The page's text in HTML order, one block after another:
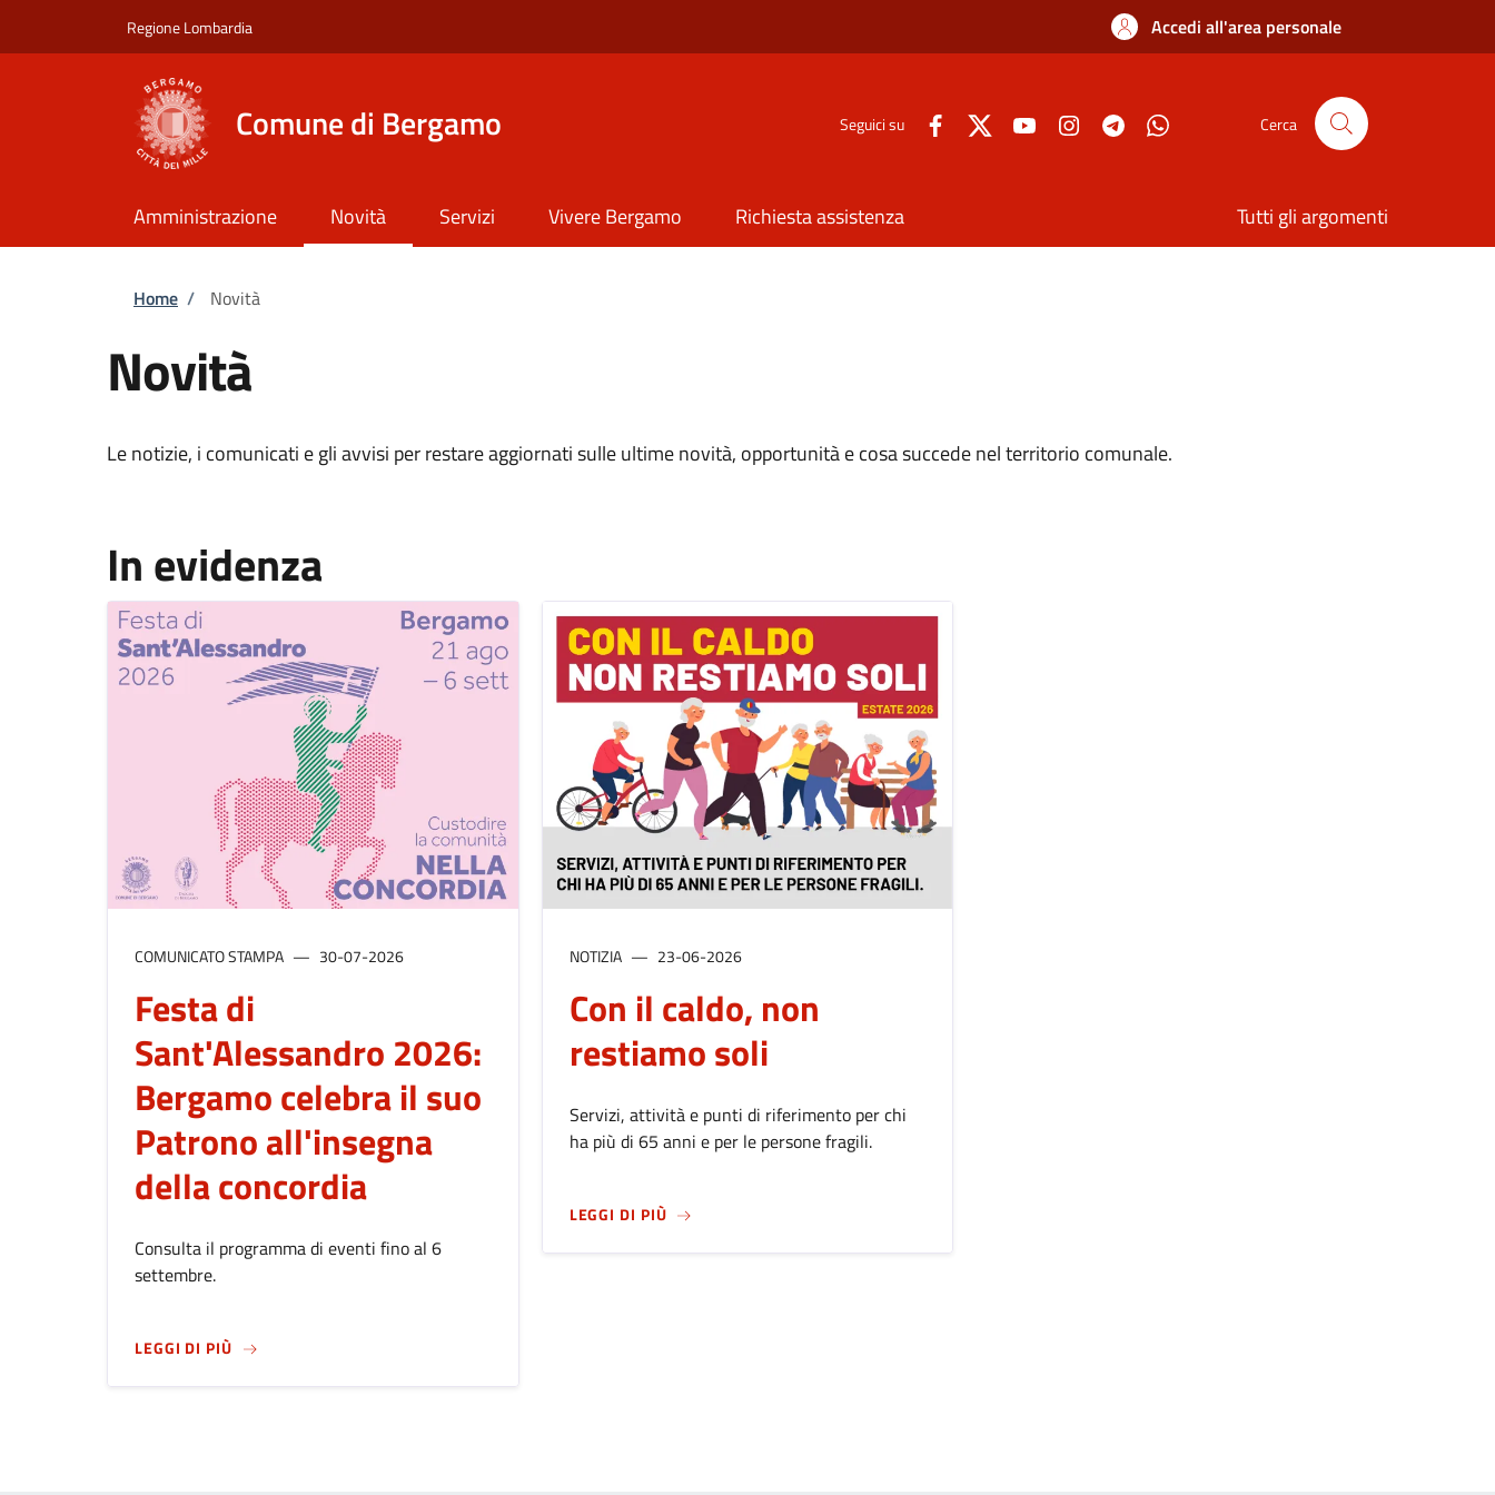
Regione Lombardia Accedi all'area personale
Comune di Bergamo Seguici su Cerca
Amministrazione Novità Servizi Vivere Bergamo Richiesta assistenza Tutti gli argomenti
Briciole di pane
Home / Novità
Novità
Le notizie, i comunicati e gli avvisi per restare aggiornati sulle ultime novità, opportunità e cosa succede nel territorio comunale.
In evidenza
COMUNICATO STAMPA 30-07-2026
Festa di
Sant'Alessandro 2026:
Bergamo celebra il suo
Patrono all'insegna
della concordia
Consulta il programma di eventi fino al 6
settembre.
LEGGI DI PIÙSUFESTA DI SANT'ALESSANDRO 2026: BERGAMO CELEBRA IL SUO PATRONO ALL'INSEGNA DELLA CONCORDIA
NOTIZIA 23-06-2026
Con il caldo, non
restiamo soli
Servizi, attività e punti di riferimento per chi
ha più di 65 anni e per le persone fragili.
LEGGI DI PIÙSU